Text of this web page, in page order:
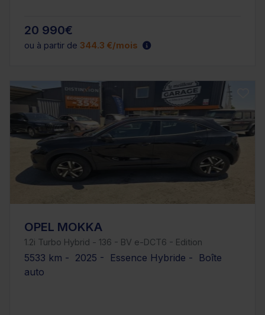
20 990€
ou à partir de 344.3 €/mois
OPEL MOKKA
1.2i Turbo Hybrid - 136 - BV e-DCT6 - Edition
5533 km - 2025 - Essence Hybride - Boîte
auto